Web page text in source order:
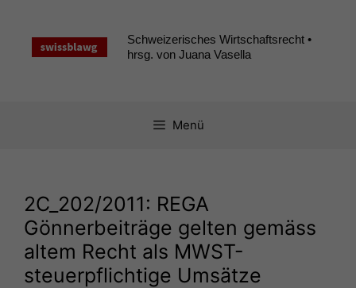
springen
Schweizerisches Wirtschaftsrecht •
hrsg. von Juana Vasella
Menü
2C_202/2011: REGA
Gönnerbeiträge gelten gemäss
altem Recht als MWST-
steuerpflichtige Umsätze